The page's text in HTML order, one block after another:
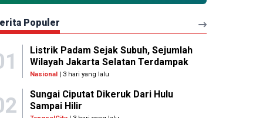
Populer
Listrik Padam Sejak Subuh, Sejumlah
Wilayah Jakarta Selatan Terdampak
Nasional | 3 hari yang lalu
Sungai Ciputat Dikeruk Dari Hulu
Sampai Hilir